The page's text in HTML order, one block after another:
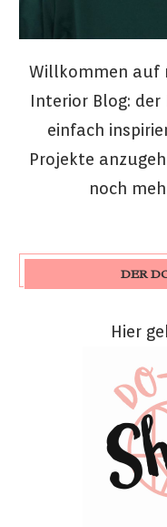
Willkommen auf
Interior Blog: der
einfach
Projekte
noch
DER
Hier